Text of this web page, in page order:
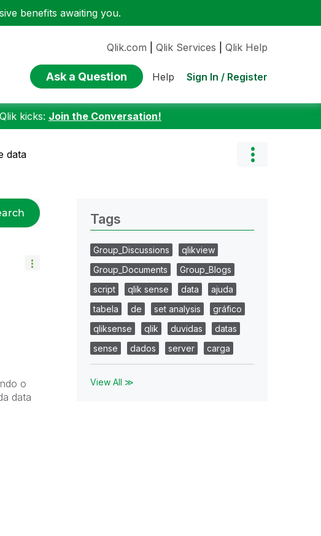
benefits awaiting you.
Qlik.com Qlik Services Qlik Help
Ask a Question Help Sign In / Register
kicks: Join the Conversation!
data
o
data
Tags
Group_Discussions
qlikview
Group_Documents
Group_Blogs
script
qlik sense data
ajuda
tabela
de set analysis
gráfico
qliksense
qlik duvidas
datas
sense
dados server carga
View All ≫